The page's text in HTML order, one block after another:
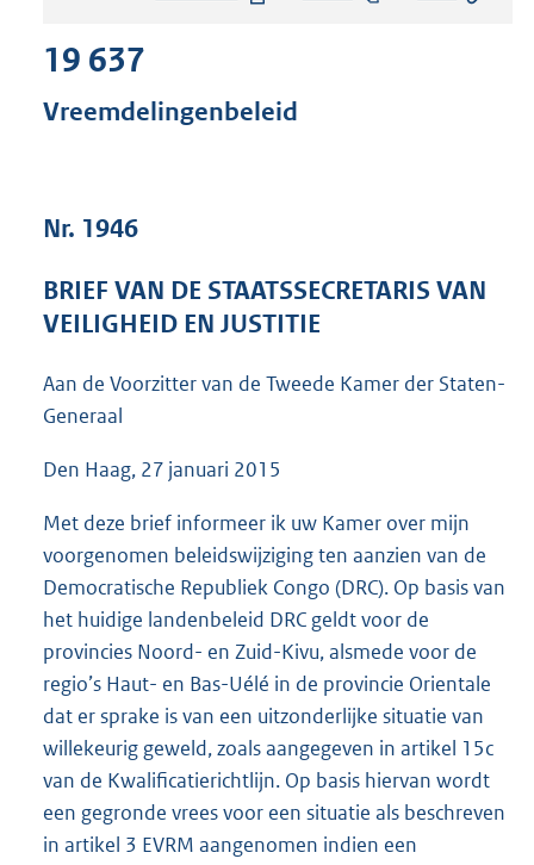
e
:
8
19 637
Vreemdelingenbeleid
Nr. 1946
BRIEF VAN DE STAATSSECRETARIS VAN
VEILIGHEID EN JUSTITIE
Aan de Voorzitter van de Tweede Kamer der Staten-
Generaal
Den Haag, 27 januari 2015
Met deze brief informeer ik uw Kamer over mijn
voorgenomen beleidswijziging ten aanzien van de
Democratische Republiek Congo (DRC). Op basis van
het huidige landenbeleid DRC geldt voor de
provincies Noord- en Zuid-Kivu, alsmede voor de
regio’s Haut- en Bas-Uélé in de provincie Orientale
dat er sprake is van een uitzonderlijke situatie van
willekeurig geweld, zoals aangegeven in artikel 15c
van de Kwalificatierichtlijn. Op basis hiervan wordt
een gegronde vrees voor een situatie als beschreven
in artikel 3 EVRM aangenomen indien een